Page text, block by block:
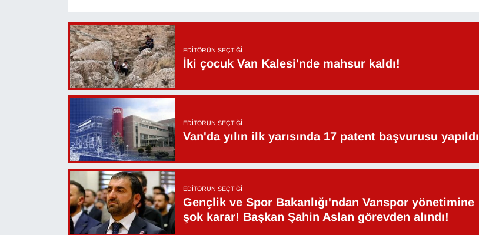
EDITÖRÜN SEÇTIĞI
İki çocuk Van Kalesi'nde mahsur kaldı!
EDITÖRÜN SEÇTIĞI
Van'da yılın ilk yarısında 17 patent başvurusu yapıldı
EDITÖRÜN SEÇTIĞI
Gençlik ve Spor Bakanlığı'ndan Vanspor yönetimine
şok karar! Başkan Şahin Aslan görevden alındı!
ONE EKONOMİ
POLİTİKA
RÖPORTAJ
SAĞLIK
Seri İlan
Sinema - TV